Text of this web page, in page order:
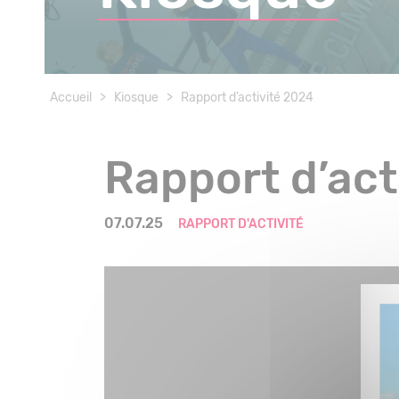
Accueil > Kiosque > Rapport d’activité 2024
Rapport
07.07.25 RAPPORT D'ACTIVITÉ